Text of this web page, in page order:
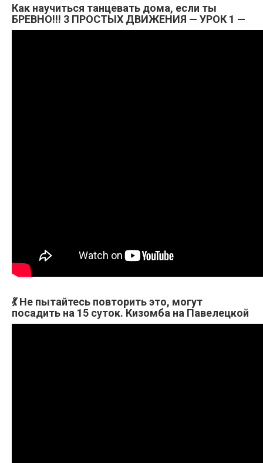
Как научиться танцевать дома, если ты
БРЕВНО!!! 3 ПРОСТЫХ ДВИЖЕНИЯ — УРОК 1 —
💃 Не пытайтесь повторить это, могут
посадить на 15 суток. Кизомба на Павелецкой